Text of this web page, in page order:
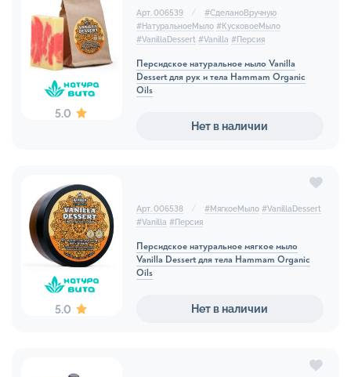
5.0
Арт. 006539 #СделаноВручную
#НатуральноеМыло #КусковоеМыло
#VanillaDessert #Vanilla #Персия
Персидское натуральное мыло Vanilla
Dessert для рук и тела Hammam Organic
Oils
Нет в наличии
5.0
Арт. 006538 #МягкоеМыло #VanillaDessert
#Vanilla #Персия
Персидское натуральное мягкое мыло
Vanilla Dessert для тела Hammam Organic
Oils
Нет в наличии